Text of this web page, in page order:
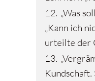
12. „Was
„Kann ich
urteilte der
13.
Kundschaft.